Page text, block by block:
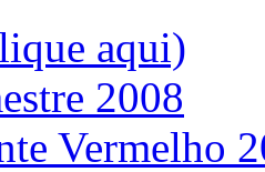
aqui)
2008
Vermelho